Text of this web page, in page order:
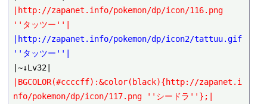
|http://zapanet.info/pokemon/dp/icon/116.png
''タッツー''|
|http://zapanet.info/pokemon/dp/icon2/tattuu.gif
''タッツー''|
|BGCOLOR(#ccccff):&color(black){http://zapanet.i
nfo/pokemon/dp/icon/117.png ''シードラ''};|